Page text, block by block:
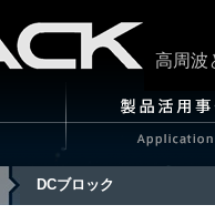
高周波
DCブロック